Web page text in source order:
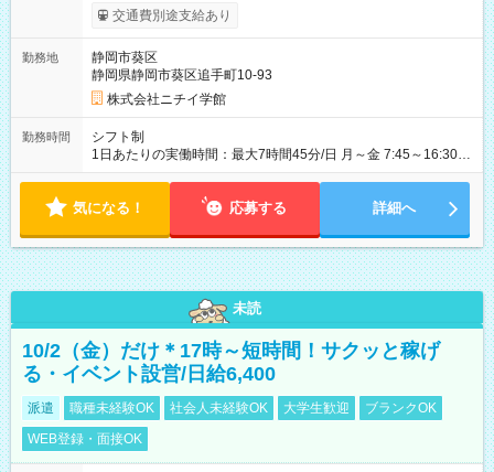
度あり 進級により給与がアップします！ 【試用期間】試用期間
あり 試用期間の長さ：3ヶ月 雇用形態、給与は本採用時と同じ
交通費別途支給あり
勤務地
静岡市葵区
静岡県静岡市葵区追手町10-93
株式会社ニチイ学館
勤務時間
シフト制
1日あたりの実働時間：最大7時間45分/日 月～金 7:45～16:30
7:50～16:35 8:15～17:00 8:30～17:15 各休憩60分 ※週2～3日
（土日祝日の救急窓口業務）あり
気になる！ 応募する 詳細へ
未読
10/2（金）だけ＊17時～短時間！サクッと稼げ
る・イベント設営/日給6,400
派遣 職種未経験OK 社会人未経験OK 大学生歓迎
ブランクOK
WEB登録・面接OK